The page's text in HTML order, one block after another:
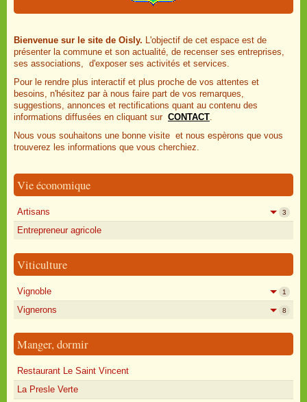
Bienvenue sur le site de Oisly. L'objectif de cet espace est de
présenter la commune et son actualité, de recenser ses entreprises,
ses associations, d'exposer ses activités et services.
Pour le rendre plus interactif et plus proche de vos attentes et
besoins, n'hésitez par à nous faire part de vos remarques,
suggestions, annonces et rectifications quant au contenu des
informations diffusées en cliquant sur CONTACT.
Nous vous souhaitons une bonne visite et nous espèrons que vous
trouverez les informations que vous cherchiez.
Vie économique
Artisans 3
Entrepreneur agricole
Viticulture
Vignoble 1
Vignerons 8
Manger, dormir
Restaurant Le Saint Vincent
La Presle Verte